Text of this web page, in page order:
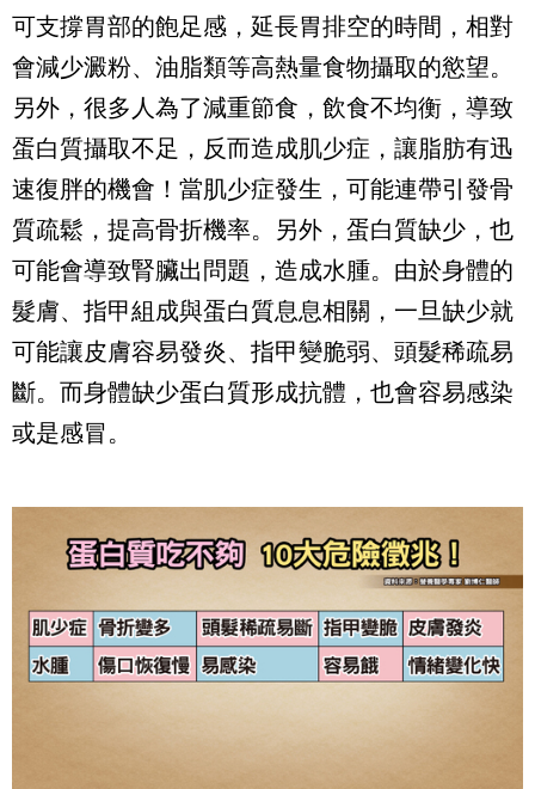
可支撐胃部的飽足感，延長胃排空的時間 ，相對
會減少澱粉、油脂類等高熱量食物攝取的慾望。
另外，很多人為了減重節食，飲食不均衡，導致
蛋白質攝取不足， 反而造成肌少症 ，讓脂肪有迅
速復胖的機會！當肌少症發生，可能連帶引發骨
質疏鬆，提高骨折機率。另外，蛋白質缺少，也
可能會導致腎臟出問題，造成水腫。由於身體的
髮膚、指甲組成與蛋白質息息相關，一旦缺少就
可能讓皮膚容易發炎、指甲變脆弱、頭髮稀疏易
斷。而身體缺少蛋白質形成抗體，也會容易感染
或是感冒。